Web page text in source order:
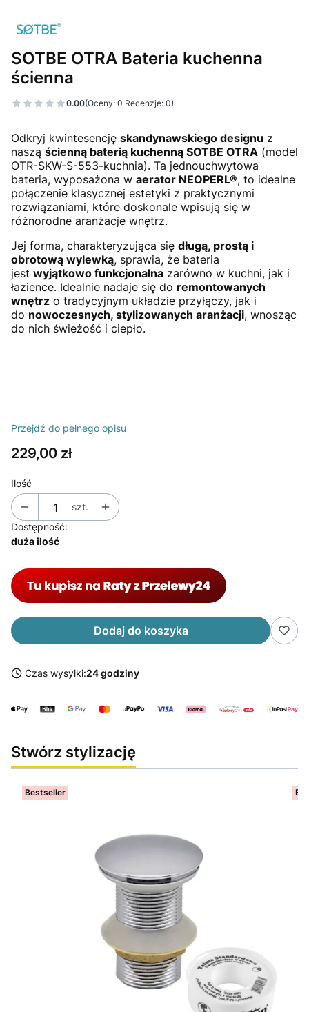
SOTBE OTRA Bateria kuchenna
ścienna
0.00(Oceny: 0 Recenzje: 0)
Przejdź do sekcji Opinie
Odkryj kwintesencję skandynawskiego designu z
naszą ścienną baterią kuchenną SOTBE OTRA (model
OTR-SKW-S-553-kuchnia). Ta jednouchwytowa
bateria, wyposażona w aerator NEOPERL®, to idealne
połączenie klasycznej estetyki z praktycznymi
rozwiązaniami, które doskonale wpisują się w
różnorodne aranżacje wnętrz.
Jej forma, charakteryzująca się długą, prostą i
obrotową wylewką, sprawia, że bateria
jest wyjątkowo funkcjonalna zarówno w kuchni, jak i
łazience. Idealnie nadaje się do remontowanych
wnętrz o tradycyjnym układzie przyłączy, jak i
do nowoczesnych, stylizowanych aranżacji, wnosząc
do nich świeżość i ciepło.
Przejdź do pełnego opisu
Cena
229,00 zł
Ilość
szt.
Dostępność:
duża ilość
Dodaj do koszyka
Czas wysyłki:24 godziny
Stwórz stylizację
Bestseller